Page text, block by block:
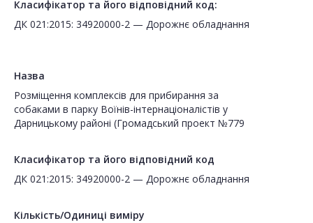
Класифікатор та його відповідний код:
ДК 021:2015: 34920000-2 — Дорожнє обладнання
Назва
Розміщення комплексів для прибирання за
собаками в парку Воїнів-інтернаціоналістів у
Дарницькому районі (Громадський проект №779
Класифікатор та його відповідний код
ДК 021:2015: 34920000-2 — Дорожнє обладнання
Кількість/Одиниці виміру